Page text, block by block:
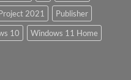
2021
Publisher
10
Windows 11 Home